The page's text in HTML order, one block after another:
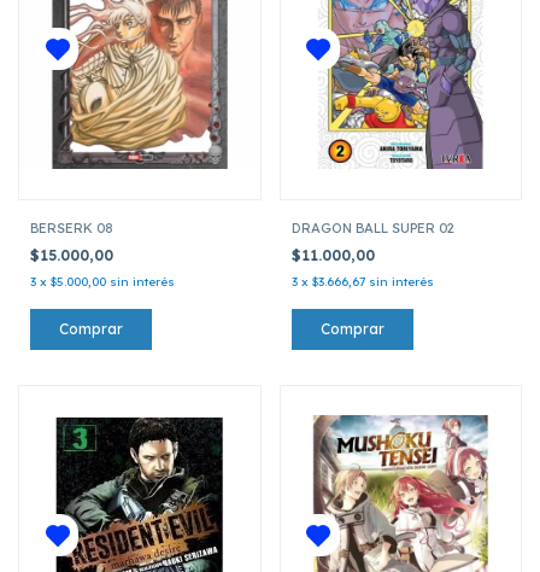
BERSERK 08
$15.000,00
3 x $5.000,00 sin interés
DRAGON BALL SUPER 02
$11.000,00
3 x $3.666,67 sin interés